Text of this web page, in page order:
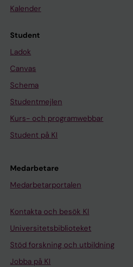
Kalender
Student
Ladok
Canvas
Schema
Studentmejlen
Kurs- och programwebbar
Student på KI
Medarbetare
Medarbetarportalen
Kontakta och besök KI
Universitetsbiblioteket
Stöd forskning och utbildning
Jobba på KI